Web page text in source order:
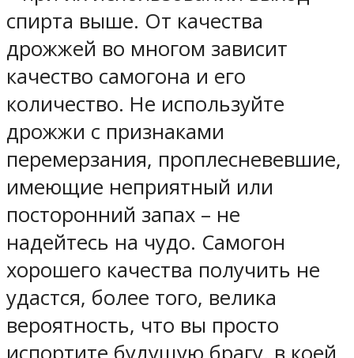
спирта выше. От качества
дрожжей во многом зависит
качество самогона и его
количество. Не используйте
дрожжи с признаками
перемерзания, проплесневевшие,
имеющие неприятный или
посторонний запах – не
надейтесь на чудо. Самогон
хорошего качества получить не
удастся, более того, велика
вероятность, что вы просто